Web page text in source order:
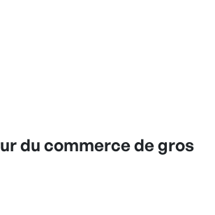
du commerce de gros